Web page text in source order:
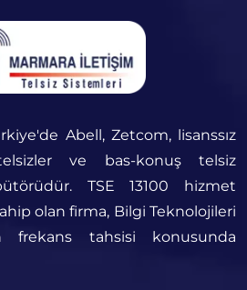
Abell, Zetcom, lisanssız
ve bas-konuş telsiz
TSE 13100 hizmet
olan firma, Bilgi Teknolojileri
frekans tahsisi konusunda